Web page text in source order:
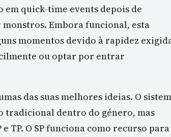
quick-time events depois de
Embora funcional, esta
momentos devido à rapidez
ou optar por entrar
das suas melhores ideias. O
tradicional dentro do género, mas
TP. O SP funciona como recurso para